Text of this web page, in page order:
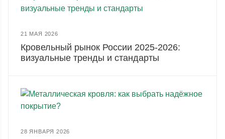
21 МАЯ 2026
Кровельный рынок России 2025-2026:
визуальные тренды и стандарты
28 ЯНВАРЯ 2026